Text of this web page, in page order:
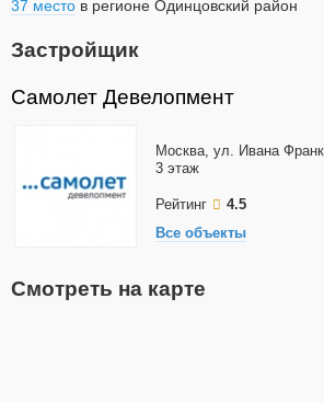
37 место в регионе Одинцовский район
Застройщик
Самолет Девелопмент
Москва, ул. Ивана
3 этаж
Рейтинг
4.5
Все объекты
Смотреть на карте